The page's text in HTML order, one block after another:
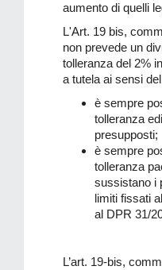
aumento di quelli
L'Art. 19 bis,
non prevede un
tolleranza del 2%
a tutela ai sensi
è sempre
tolleranza
presupposti;
è sempre
tolleranza
sussistano i
limiti fissati
al DPR 31/
L’art. 19-bis,